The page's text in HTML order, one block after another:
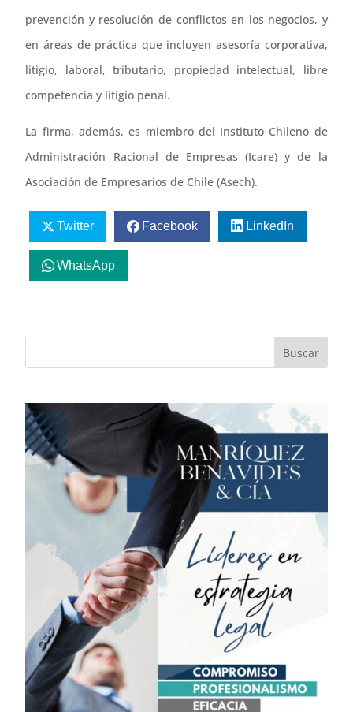
prevención y resolución de conflictos en los negocios, y
en áreas de práctica que incluyen asesoría corporativa,
litigio, laboral, tributario, propiedad intelectual, libre
competencia y litigio penal.
La firma, además, es miembro del Instituto Chileno de
Administración Racional de Empresas (Icare) y de la
Asociación de Empresarios de Chile (Asech).
Twitter Facebook LinkedIn
WhatsApp